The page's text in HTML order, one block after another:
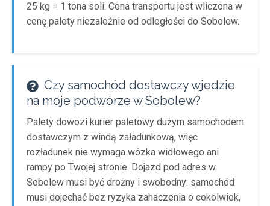
25 kg = 1 tona soli. Cena transportu jest wliczona w
cenę palety niezależnie od odległości do Sobolew.
Czy samochód dostawczy wjedzie
na moje podwórze w Sobolew?
Palety dowozi kurier paletowy dużym samochodem
dostawczym z windą załadunkową, więc
rozładunek nie wymaga wózka widłowego ani
rampy po Twojej stronie. Dojazd pod adres w
Sobolew musi być drożny i swobodny: samochód
musi dojechać bez ryzyka zahaczenia o cokolwiek,